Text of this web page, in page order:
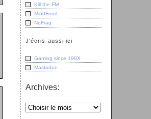
Kill the FM
MindFood
NoFrag
J'écris aussi ici
Gaming since 198X
Mastodon
Archives: